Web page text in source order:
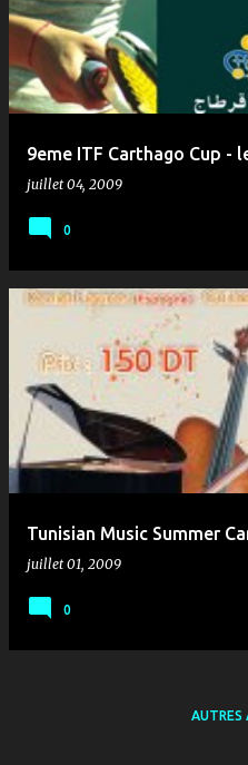
9eme ITF Carthago Cup -
juillet 04, 2009
0
Tunisian Music Summer
juillet 01, 2009
0
AUTRES